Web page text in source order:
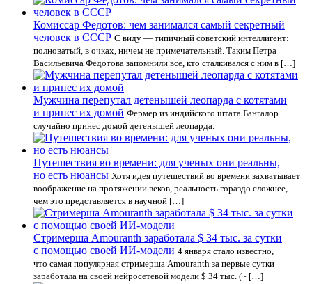
Комиссар Федотов: чем занимался самый секретный
человек в СССР С виду — типичный советский интеллигент:
полноватый, в очках, ничем не примечательный. Таким Петра
Васильевича Федотова запомнили все, кто сталкивался с ним в […]
Мужчина перепутал детенышей леопарда с котятами
и принес их домой Фермер из индийского штата Бангалор
случайно принес домой детенышей леопарда.
Путешествия во времени: для ученых они реальны,
но есть нюансы Хотя идея путешествий во времени захватывает
воображение на протяжении веков, реальность гораздо сложнее,
чем это представляется в научной […]
Стримерша Amouranth заработала $ 34 тыс. за сутки
с помощью своей ИИ-модели 4 января стало известно,
что самая популярная стримерша Amouranth за первые сутки
заработала на своей нейросетевой модели $ 34 тыс. (~ […]